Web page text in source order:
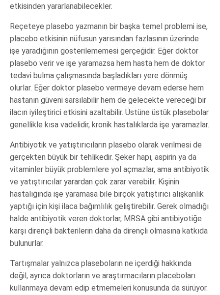
etkisinden yararlanabilecekler.
Reçeteye plasebo yazmanın bir başka temel problemi ise,
placebo etkisinin nüfusun yarısından fazlasının üzerinde
işe yaradığının gösterilememesi gerçeğidir. Eğer doktor
plasebo verir ve işe yaramazsa hem hasta hem de doktor
tedavi bulma çalışmasında başladıkları yere dönmüş
olurlar. Eğer doktor plasebo vermeye devam ederse hem
hastanın güveni sarsılabilir hem de gelecekte vereceği bir
ilacın iyileştirici etkisini azaltabilir. Üstüne üstük plasebolar
genellikle kısa vadelidir, kronik hastalıklarda işe yaramazlar.
Antibiyotik ve yatıştırıcıların plasebo olarak verilmesi de
gerçekten büyük bir tehlikedir. Şeker hapı, aspirin ya da
vitaminler büyük problemlere yol açmazlar, ama antibiyotik
ve yatıştırıcılar yarardan çok zarar verebilir. Kişinin
hastalığında işe yaramasa bile birçok yatıştırıcı alışkanlık
yaptığı için kişi ilaca bağımlılık geliştirebilir. Gerek olmadığı
halde antibiyotik veren doktorlar, MRSA gibi antibiyotiğe
karşı dirençli bakterilerin daha da dirençli olmasına katkıda
bulunurlar.
Tartışmalar yalnızca plaseboların ne içerdiği hakkında
değil, ayrıca doktorların ve araştırmacıların placeboları
kullanmaya devam edip etmemeleri konusunda da sürüyor.